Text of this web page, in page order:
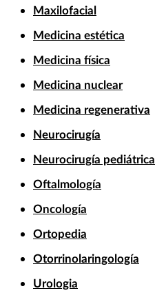
Maxilofacial
Medicina estética
Medicina física
Medicina nuclear
Medicina regenerativa
Neurocirugía
Neurocirugía pediátrica
Oftalmología
Oncología
Ortopedia
Otorrinolaringología
Urologia